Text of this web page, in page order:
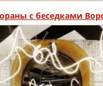
с беседками